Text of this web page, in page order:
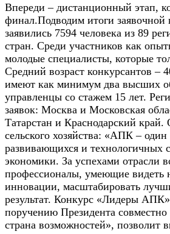
Впереди – дистанционный этап,
финал.Подводим итоги
заявились 7594 человека из 89
стран. Среди участников как
молодые специалисты, которые
Средний возраст конкурсантов –
имеют как минимум два высших
управленцы со стажем 15 лет.
заявок: Москва и Московская
Татарстан и Краснодарский
сельского хозяйства: «АПК –
развивающихся и технологичных
экономики. За успехами отрасли
профессионалы, умеющие видеть
инновации, масштабировать
результат. Конкурс «Лидеры
поручению Президента
страна возможностей», позволит